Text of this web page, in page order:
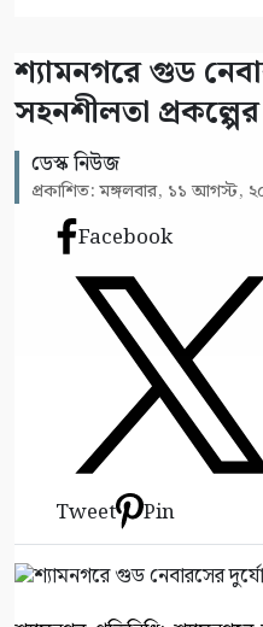
শ্যামনগরে গুড
সহনশীলতা
ডেস্ক নিউজ
প্রকাশিত: মঙ্গলবার, ১১ আগস্ট,
Facebook
Tweet Pin